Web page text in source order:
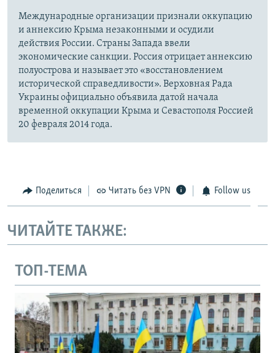
Международные организации признали оккупацию
и аннексию Крыма незаконными и осудили
действия России. Страны Запада ввели
экономические санкции. Россия отрицает аннексию
полуострова и называет это «восстановлением
исторической справедливости». Верховная Рада
Украины официально объявила датой начала
временной оккупации Крыма и Севастополя Россией
20 февраля 2014 года.
Поделиться Читать без VPN Follow us
ЧИТАЙТЕ ТАКЖЕ:
ТОП-ТЕМА